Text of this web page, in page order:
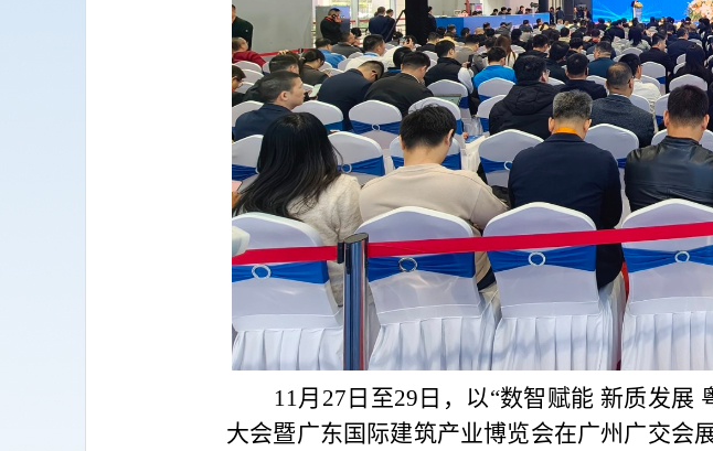
11月27日至29日，以“数智赋能 新质发展
大会暨广东国际建筑产业博览会在广州广交会